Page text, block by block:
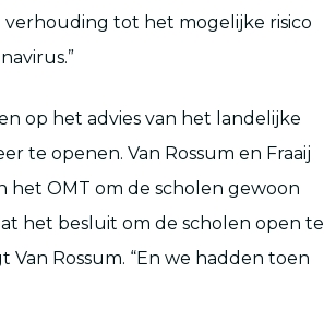
tot het mogelijke risico
op het advies van het landelijke
te openen. Van Rossum en Fraaij
het OMT om de scholen gewoon
het besluit om de scholen open te
Van Rossum. “En we hadden toen